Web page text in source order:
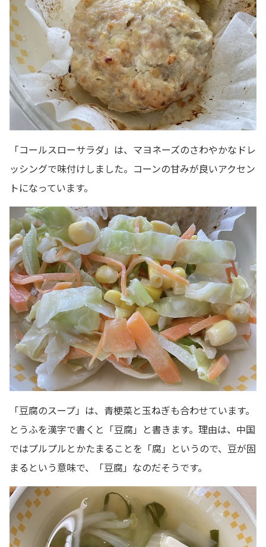
「コールスローサラダ」は、マヨネーズのさわやかなドレ
ッシングで味付けしました。コーンの甘みが良いアクセン
トになっています。
「豆腐のスープ」は、青梗菜と玉ねぎも合わせています。
とうふを漢字で書くと「豆腐」と書きます。理由は、中国
ではプルプルとかたまることを「腐」というので、豆が固
まるという意味で、「豆腐」なのだそうです。